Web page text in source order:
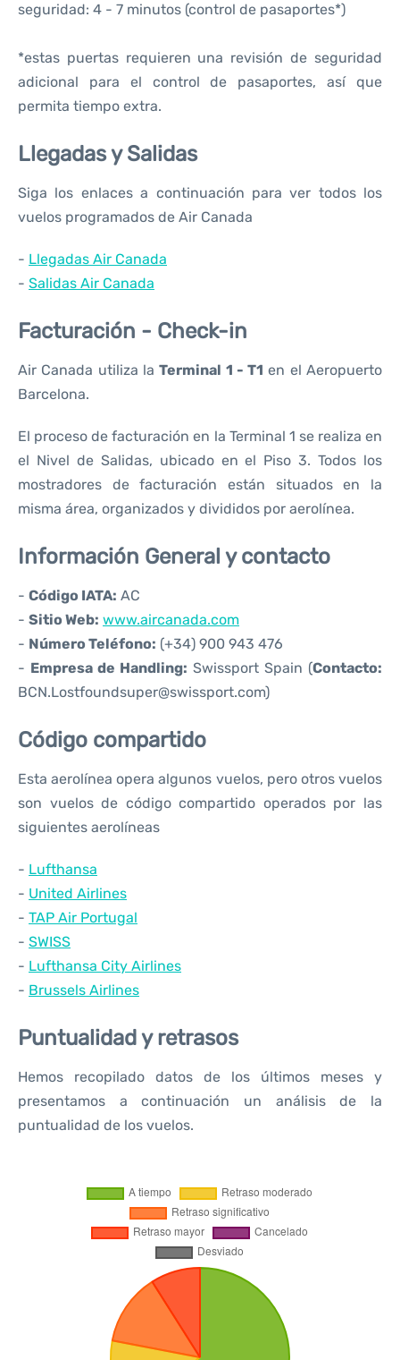
seguridad: 4 - 7 minutos (control de pasaportes*)
*estas puertas requieren una revisión de seguridad
adicional para el control de pasaportes, así que
permita tiempo extra.
Llegadas y Salidas
Siga los enlaces a continuación para ver todos los
vuelos programados de Air Canada
- Llegadas Air Canada
- Salidas Air Canada
Facturación - Check-in
Air Canada utiliza laTerminal 1 - T1 en el Aeropuerto
Barcelona.
El proceso de facturación en la Terminal 1 se realiza en
el Nivel de Salidas, ubicado en el Piso 3. Todos los
mostradores de facturación están situados en la
misma área, organizados y divididos por aerolínea.
Información General y contacto
- Código IATA: AC
- Sitio Web: www.aircanada.com
- Número Teléfono: (+34) 900 943 476
- Empresa de Handling: Swissport Spain (Contacto:
BCN.Lostfoundsuper@swissport.com)
Código compartido
Esta aerolínea opera algunos vuelos, pero otros vuelos
son vuelos de código compartido operados por las
siguientes aerolíneas
- Lufthansa
- United Airlines
- TAP Air Portugal
- SWISS
- Lufthansa City Airlines
- Brussels Airlines
Puntualidad y retrasos
Hemos recopilado datos de los últimos meses y
presentamos a continuación un análisis de la
puntualidad de los vuelos.